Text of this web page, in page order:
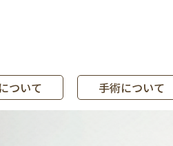
ついて 手術について